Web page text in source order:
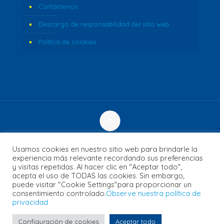
Contáctenos
Descargo de responsabilidad del sitio web
Política de cookies
web creado porConcept Inc.& Leverage Digital
Usamos cookies en nuestro sitio web para brindarle la
experiencia más relevante recordando sus preferencias
y visitas repetidas. Al hacer clic en "Aceptar todo",
acepta el uso de TODAS las cookies. Sin embargo,
puede visitar "Cookie Settings"para proporcionar un
consentimiento controlado.Observe nuestra política de
privacidad
Configuración de cookies Aceptar todo
English(Inglés) Français(Francés)
日本語
Português(Portugués, Portugal ) Български